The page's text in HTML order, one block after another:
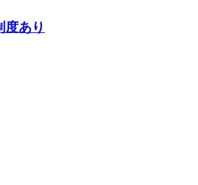
度あり